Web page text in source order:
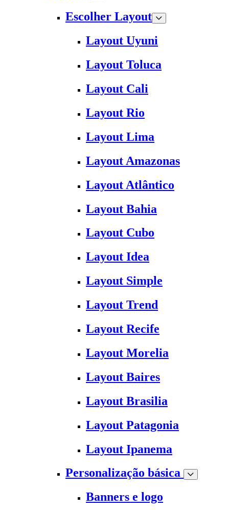
Escolher Layout
Layout Uyuni
Layout Toluca
Layout Cali
Layout Rio
Layout Lima
Layout Amazonas
Layout Atlântico
Layout Bahia
Layout Cubo
Layout Idea
Layout Simple
Layout Trend
Layout Recife
Layout Morelia
Layout Baires
Layout Brasilia
Layout Patagonia
Layout Ipanema
Personalização básica
Banners e logo